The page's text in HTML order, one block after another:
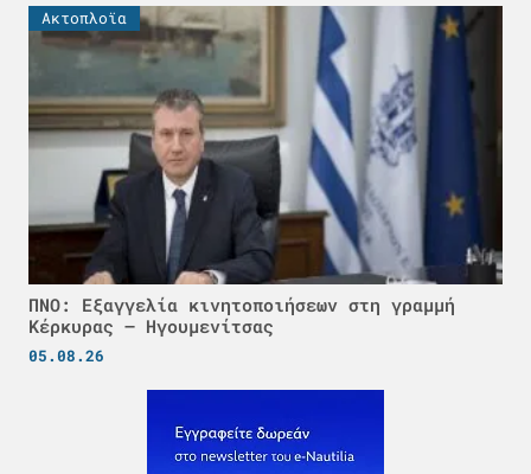
Ακτοπλοϊα
ΠΝΟ: Εξαγγελία κινητοποιήσεων στη γραμμή
Κέρκυρας – Ηγουμενίτσας
05.08.26